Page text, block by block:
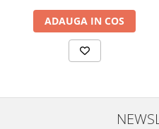
ADAUGA IN COS